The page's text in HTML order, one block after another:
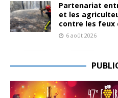
Partenariat
et les
contre les feux
6 août 2026